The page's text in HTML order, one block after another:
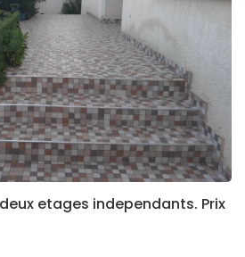
etages independants. Prix